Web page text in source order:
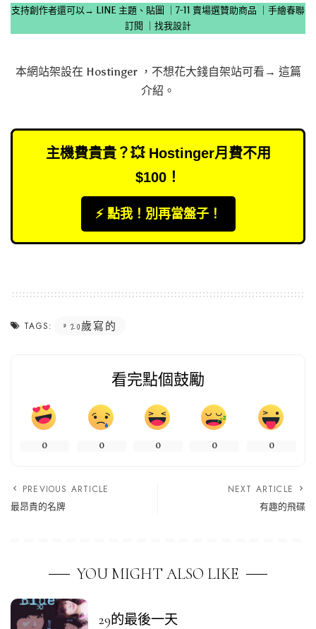
支持創作者還可以→ LINE 主題、貼圖 7-11 賣場選贊助商品
手繪春聯
訂閱
找我設計
本網站架設在 Hostinger，不想花大錢自架站可看→ 這篇
介紹 。
主機費貴貴？💥 Hostinger月費不用
$100！
⚡️ 點我！別再當盤子！
TAGS: 20歲寫的
看完點個鼓勵
0 0 0 0 0
PREVIOUS ARTICLE
最昂貴的名牌
NEXT ARTICLE
有趣的飛碟
YOU MIGHT ALSO LIKE
29的最後一天